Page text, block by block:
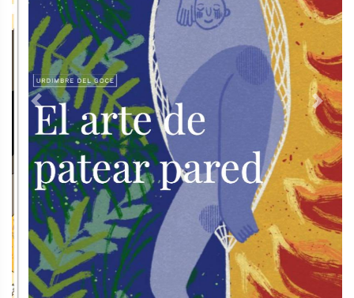
Previous Next